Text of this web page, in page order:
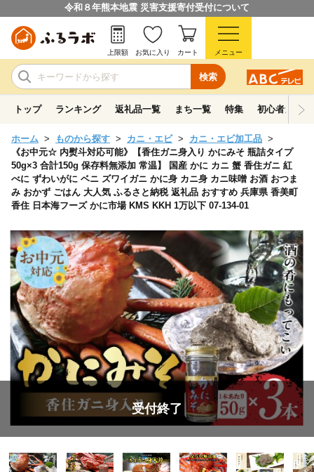
令和８年熊本地震 災害支援寄付受付について
検索
上限額 お気に入り カート メニュー
トップ ランキング 返礼品一覧 まち一覧 特集 初心者ガイド
ホーム ものから探す カニ・エビ
カニ・エビ加工品
《お中元☆ 内熨斗対応可能》【香住ガニ身入り かにみそ 瓶詰タイプ
50g×3 合計150g 保存料無添加 常温】 国産 かに カニ 蟹 香住ガニ 紅
べに ずわいがに ベニ ズワイガニ かに身 カニ身 カニ味噌 お酒 おつま
み おかず ごはん 大人気 ふるさと納税 返礼品 おすすめ 兵庫県 香美町
香住 日本海フーズ かに市場 KMS KKH 1万以下 07-134-01
受付終了